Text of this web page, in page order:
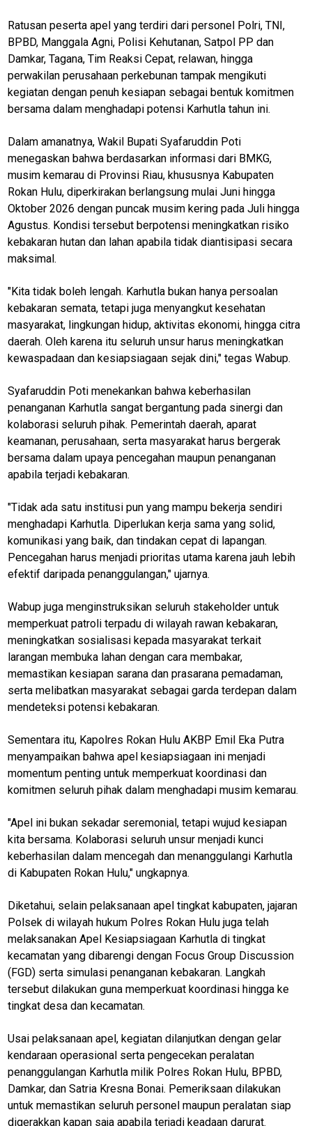
Ratusan peserta apel yang terdiri dari personel Polri, TNI,
BPBD, Manggala Agni, Polisi Kehutanan, Satpol PP dan
Damkar, Tagana, Tim Reaksi Cepat, relawan, hingga
perwakilan perusahaan perkebunan tampak mengikuti
kegiatan dengan penuh kesiapan sebagai bentuk komitmen
bersama dalam menghadapi potensi Karhutla tahun ini.
Dalam amanatnya, Wakil Bupati Syafaruddin Poti
menegaskan bahwa berdasarkan informasi dari BMKG,
musim kemarau di Provinsi Riau, khususnya Kabupaten
Rokan Hulu, diperkirakan berlangsung mulai Juni hingga
Oktober 2026 dengan puncak musim kering pada Juli hingga
Agustus. Kondisi tersebut berpotensi meningkatkan risiko
kebakaran hutan dan lahan apabila tidak diantisipasi secara
maksimal.
"Kita tidak boleh lengah. Karhutla bukan hanya persoalan
kebakaran semata, tetapi juga menyangkut kesehatan
masyarakat, lingkungan hidup, aktivitas ekonomi, hingga citra
daerah. Oleh karena itu seluruh unsur harus meningkatkan
kewaspadaan dan kesiapsiagaan sejak dini," tegas Wabup.
Syafaruddin Poti menekankan bahwa keberhasilan
penanganan Karhutla sangat bergantung pada sinergi dan
kolaborasi seluruh pihak. Pemerintah daerah, aparat
keamanan, perusahaan, serta masyarakat harus bergerak
bersama dalam upaya pencegahan maupun penanganan
apabila terjadi kebakaran.
"Tidak ada satu institusi pun yang mampu bekerja sendiri
menghadapi Karhutla. Diperlukan kerja sama yang solid,
komunikasi yang baik, dan tindakan cepat di lapangan.
Pencegahan harus menjadi prioritas utama karena jauh lebih
efektif daripada penanggulangan," ujarnya.
Wabup juga menginstruksikan seluruh stakeholder untuk
memperkuat patroli terpadu di wilayah rawan kebakaran,
meningkatkan sosialisasi kepada masyarakat terkait
larangan membuka lahan dengan cara membakar,
memastikan kesiapan sarana dan prasarana pemadaman,
serta melibatkan masyarakat sebagai garda terdepan dalam
mendeteksi potensi kebakaran.
Sementara itu, Kapolres Rokan Hulu AKBP Emil Eka Putra
menyampaikan bahwa apel kesiapsiagaan ini menjadi
momentum penting untuk memperkuat koordinasi dan
komitmen seluruh pihak dalam menghadapi musim kemarau.
"Apel ini bukan sekadar seremonial, tetapi wujud kesiapan
kita bersama. Kolaborasi seluruh unsur menjadi kunci
keberhasilan dalam mencegah dan menanggulangi Karhutla
di Kabupaten Rokan Hulu," ungkapnya.
Diketahui, selain pelaksanaan apel tingkat kabupaten, jajaran
Polsek di wilayah hukum Polres Rokan Hulu juga telah
melaksanakan Apel Kesiapsiagaan Karhutla di tingkat
kecamatan yang dibarengi dengan Focus Group Discussion
(FGD) serta simulasi penanganan kebakaran. Langkah
tersebut dilakukan guna memperkuat koordinasi hingga ke
tingkat desa dan kecamatan.
Usai pelaksanaan apel, kegiatan dilanjutkan dengan gelar
kendaraan operasional serta pengecekan peralatan
penanggulangan Karhutla milik Polres Rokan Hulu, BPBD,
Damkar, dan Satria Kresna Bonai. Pemeriksaan dilakukan
untuk memastikan seluruh personel maupun peralatan siap
digerakkan kapan saja apabila terjadi keadaan darurat.
M
Home
kabupaten
rokan hulu
W
Guide
Money
Liputan
Real
Gadget
Guide
Cat
Food